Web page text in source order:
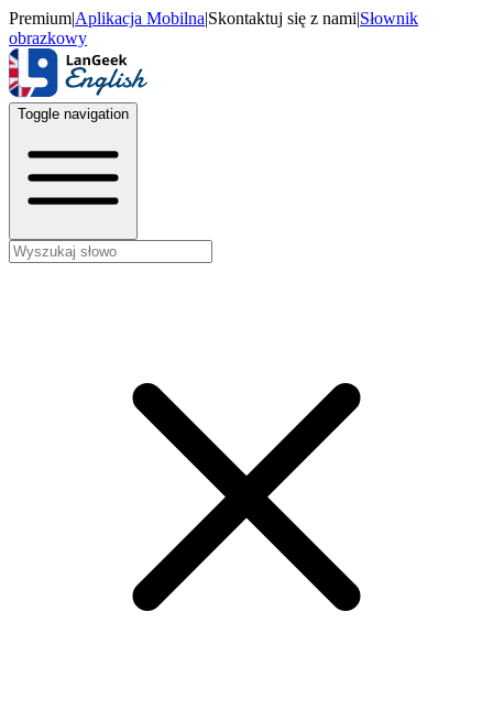
Premium|Aplikacja Mobilna|Skontaktuj się z nami|Słownik
obrazkowy
Toggle navigation